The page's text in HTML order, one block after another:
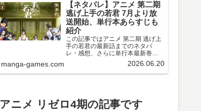
【ネタバレ】アニメ 第二期
逃げ上手の若君 7月より放
送開始、単行本あらすじも
紹介
この記事ではアニメ 第二期 逃げ上
手の若君の最新話までのネタバ
レ・感想、さらに単行本最新巻ま
でのあらすじ・まとめ等をご紹介
します。TVアニメ 逃げ上手の若君
第十三～十五回のネタバレ、感想
manga-games.com 2026.06.20
アニメ リゼロ4期の記事です